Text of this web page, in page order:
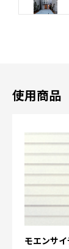
使用商品
モエンサ